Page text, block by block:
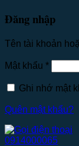
Đăng nhập
Tên tài khoản
Mật khẩu *
Ghi nhớ mật
Quên mật khẩu?
0914000065